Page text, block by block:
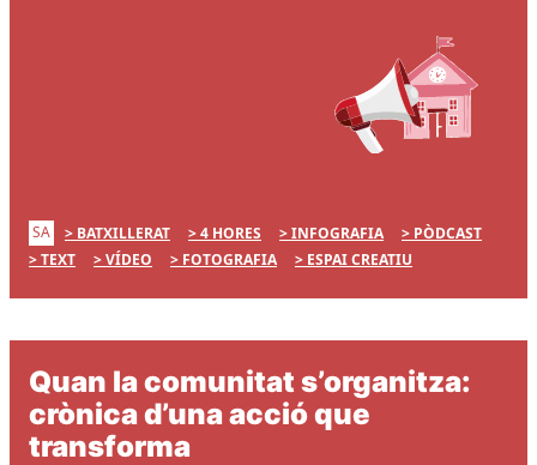
SA BATXILLERAT 4 HORES INFOGRAFIA
PÒDCAST
TEXT
VÍDEO FOTOGRAFIA ESPAI CREATIU
Quan la comunitat s’organitza:
crònica d’una acció que
transforma